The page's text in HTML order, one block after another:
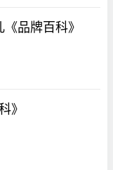
品牌百科》
》